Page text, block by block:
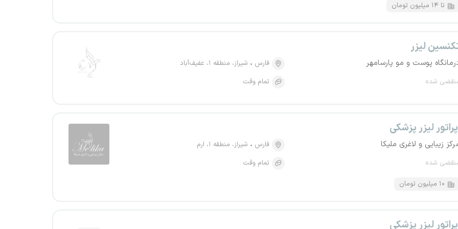
تا ۱۴ میلیون تومان
لیزر
پوست و مو پارسامهر
شده
فارس
شیراز، منطقه ۱، عفیف‌آباد
تمام وقت
لیزر پزشکی
زیبایی و لاغری ملیکا
شده
فارس
شیراز، منطقه ۱، ارم
تمام وقت
۱۰ میلیون تومان
لیزر پزشکی